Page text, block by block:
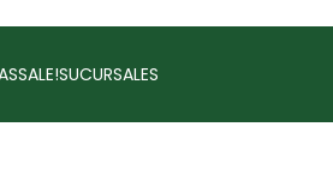
SALE!SUCURSALES